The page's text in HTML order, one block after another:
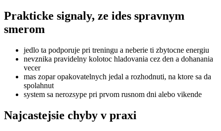
Prakticke signaly, ze ides spravnym
smerom
jedlo ta podporuje pri treningu a neberie ti zbytocne energiu
nevznika pravidelny kolotoc hladovania cez den a dohanania
vecer
mas zopar opakovatelnych jedal a rozhodnuti, na ktore sa da
spolahnut
system sa nerozsype pri prvom rusnom dni alebo vikende
Najcastejsie chyby v praxi